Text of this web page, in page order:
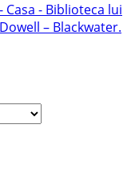
Casa - Biblioteca lui
– Blackwater.